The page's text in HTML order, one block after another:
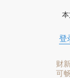
登
财
可